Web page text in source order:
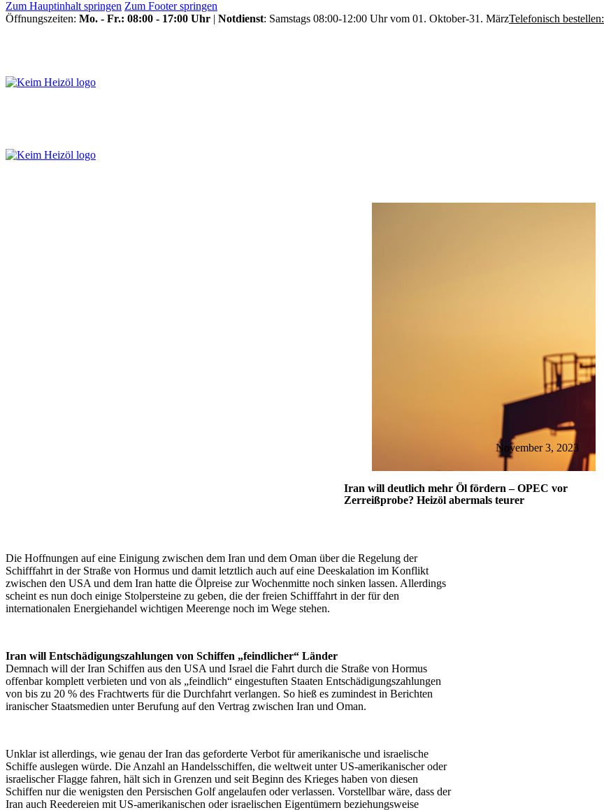
Zum Hauptinhalt springen Zum Footer springen
Öffnungszeiten: Mo. - Fr.: 08:00 - 17:00 Uhr | Notdienst: Samstags 08:00-12:00 Uhr vom 01. Oktober-31. MärzTelefonisch bestellen:
Iran will deutlich mehr Öl fördern – OPEC vor
Zerreißprobe? Heizöl abermals teurer
November 3, 2023
Die Hoffnungen auf eine Einigung zwischen dem Iran und dem Oman über die Regelung der
Schifffahrt in der Straße von Hormus und damit letztlich auch auf eine Deeskalation im Konflikt
zwischen den USA und dem Iran hatte die Ölpreise zur Wochenmitte noch sinken lassen. Allerdings
scheint es nun doch einige Stolpersteine zu geben, die der freien Schifffahrt in der für den
internationalen Energiehandel wichtigen Meerenge noch im Wege stehen.
Iran will Entschädigungszahlungen von Schiffen „feindlicher“ Länder
Demnach will der Iran Schiffen aus den USA und Israel die Fahrt durch die Straße von Hormus
offenbar komplett verbieten und von als „feindlich“ eingestuften Staaten Entschädigungszahlungen
von bis zu 20 % des Frachtwerts für die Durchfahrt verlangen. So hieß es zumindest in Berichten
iranischer Staatsmedien unter Berufung auf den Vertrag zwischen Iran und Oman.
Unklar ist allerdings, wie genau der Iran das geforderte Verbot für amerikanische und israelische
Schiffe auslegen würde. Die Anzahl an Handelsschiffen, die weltweit unter US-amerikanischer oder
israelischer Flagge fahren, hält sich in Grenzen und seit Beginn des Krieges haben von diesen
Schiffen nur die wenigsten den Persischen Golf angelaufen oder verlassen. Vorstellbar wäre, dass der
Iran auch Reedereien mit US-amerikanischen oder israelischen Eigentümern beziehungsweise